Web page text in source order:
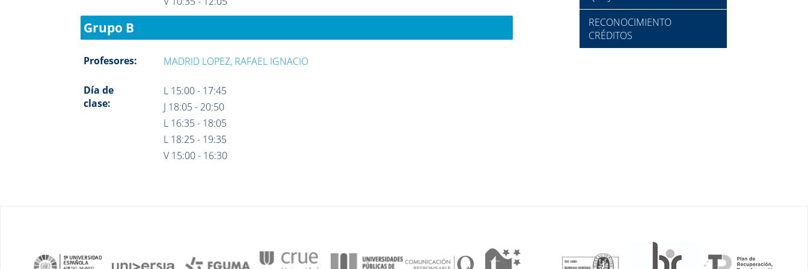
Grupo B
Profesores: MADRID LOPEZ, RAFAEL IGNACIO
Día de
clase:
L 15:00 - 17:45
J 18:05 - 20:50
L 16:35 - 18:05
L 18:25 - 19:35
V 15:00 - 16:30
RECONOCIMIENTO
CRÉDITOS